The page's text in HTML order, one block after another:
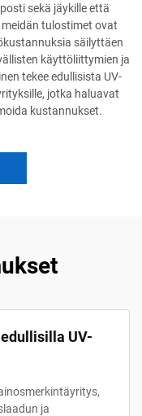
sekä jäykille että
tulostimet ovat
säilyttäen
käyttöliittymien ja
tekee edullisista UV-
jotka haluavat
kustannukset.
UV-
ja